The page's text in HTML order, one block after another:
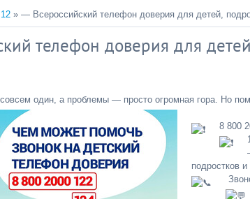
12 » — Всероссийский телефон доверия для детей,
телефон доверия для
один, а проблемы — просто огромная гора. Но
8 800
подростков